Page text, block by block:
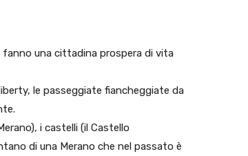
fanno una cittadina prospera di vita
le passeggiate fiancheggiate da
i castelli (il Castello
di una Merano che nel passato è